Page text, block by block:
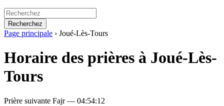
Recherchez
Page principale › Joué-Lès-Tours
Horaire des prières à Joué-Lès-
Tours
Prière suivante Fajr — 04:54:12